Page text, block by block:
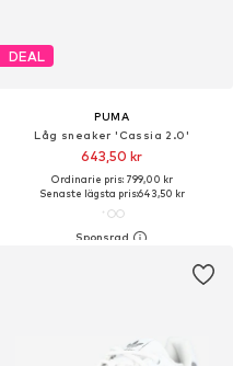
DEAL
PUMA
Låg sneaker 'Cassia 2.0'
643,50 kr
Ordinarie pris: 799,00 kr
Senaste lägsta pris:643,50 kr